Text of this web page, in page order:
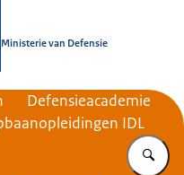
Ministerie van Defensie
Defensieacademie
IDL